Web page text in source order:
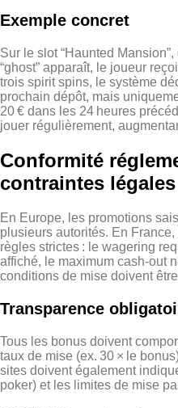
Exemple concret
Sur le slot “Haunted
“ghost” apparaît, le joueur
trois spirit spins, le système
prochain dépôt, mais
20 € dans les 24 heures
jouer régulièrement,
Conformité
contraintes
En Europe, les promotions
plusieurs autorités. En
règles strictes : le wagering
affiché, le maximum cash‑out
conditions de mise doivent
Transparence
Tous les bonus doivent
taux de mise (ex. 30 × le
sites doivent également
poker) et les limites de mise